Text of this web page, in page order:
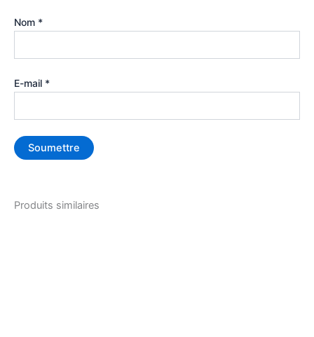
Nom *
E-mail *
Produits similaires